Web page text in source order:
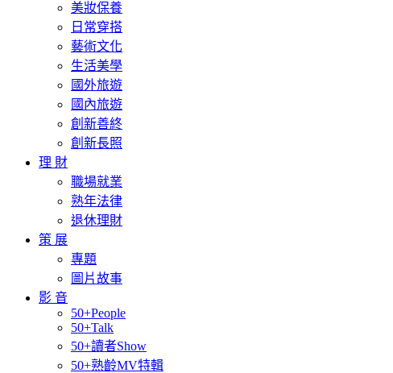
美妝保養
日常穿搭
藝術文化
生活美學
國外旅遊
國內旅遊
創新善終
創新長照
理 財
職場就業
熟年法律
退休理財
策 展
專題
圖片故事
影 音
50+People
50+Talk
50+讀者Show
50+熟齡MV特輯